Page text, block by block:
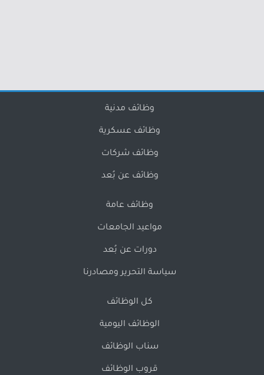
وظائف مدنية
وظائف عسكرية
وظائف شركات
وظائف عن بُعد
وظائف عامة
مواعيد الجامعات
دورات عن بُعد
سياسة التحرير ومصادرنا
كل الوظائف
الوظائف اليومية
سناب الوظائف
قروب الوظائف